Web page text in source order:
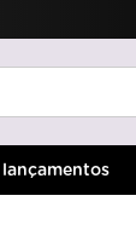
lançamentos